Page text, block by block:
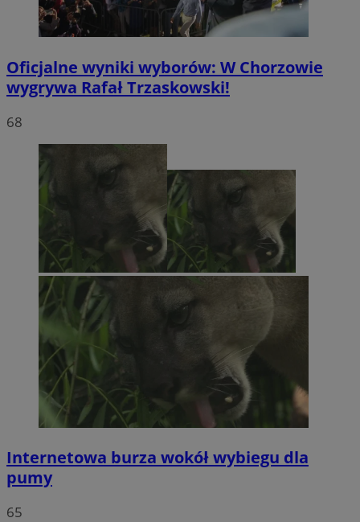
Oficjalne wyniki wyborów: W Chorzowie
wygrywa Rafał Trzaskowski!
68
Internetowa burza wokół wybiegu dla
pumy
65